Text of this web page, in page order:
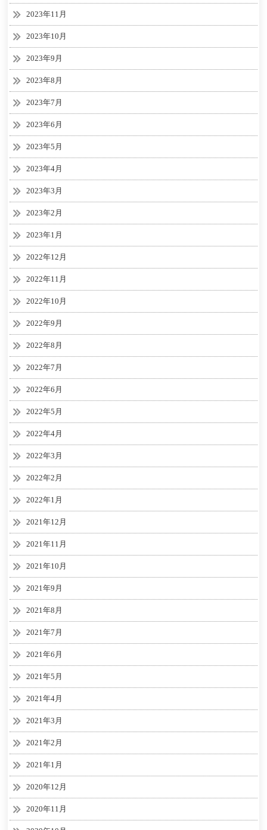
2023年11月
2023年10月
2023年9月
2023年8月
2023年7月
2023年6月
2023年5月
2023年4月
2023年3月
2023年2月
2023年1月
2022年12月
2022年11月
2022年10月
2022年9月
2022年8月
2022年7月
2022年6月
2022年5月
2022年4月
2022年3月
2022年2月
2022年1月
2021年12月
2021年11月
2021年10月
2021年9月
2021年8月
2021年7月
2021年6月
2021年5月
2021年4月
2021年3月
2021年2月
2021年1月
2020年12月
2020年11月